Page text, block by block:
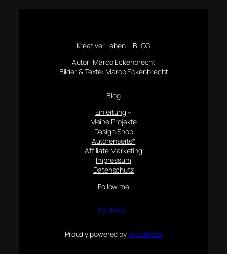
Kreativer Leben – BLOG
Autor: Marco Eckenbrecht
Bilder & Texte: Marco Eckenbrecht
Blog
Einleitung
Meine Projekte
Design Shop
Autorenseite*
Affiliate Marketing
Impressum
Datenschutz
Follow me
BIO PAGE
Proudly powered byWordPress